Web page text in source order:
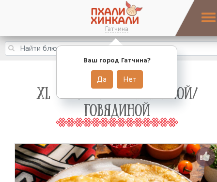
Гатчина
Ваш город Гатчина?
Да Нет
XL ЧЕБУРЕК С БАРАНИНОЙ/
ГОВЯДИНОЙ